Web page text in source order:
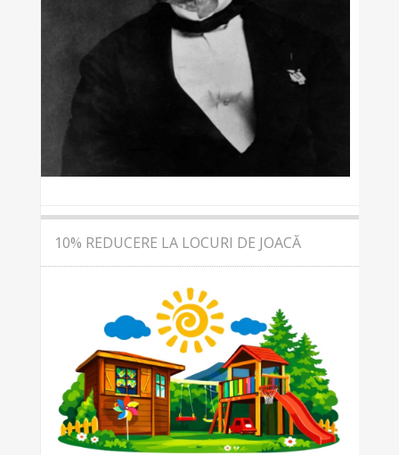
10% REDUCERE LA LOCURI DE JOACĂ